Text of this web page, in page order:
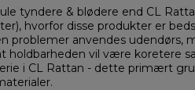
tyndere & blødere end CL
hvorfor disse produkter er
problemer anvendes udendørs,
holdbarheden vil være koretere
i CL Rattan - dette primært